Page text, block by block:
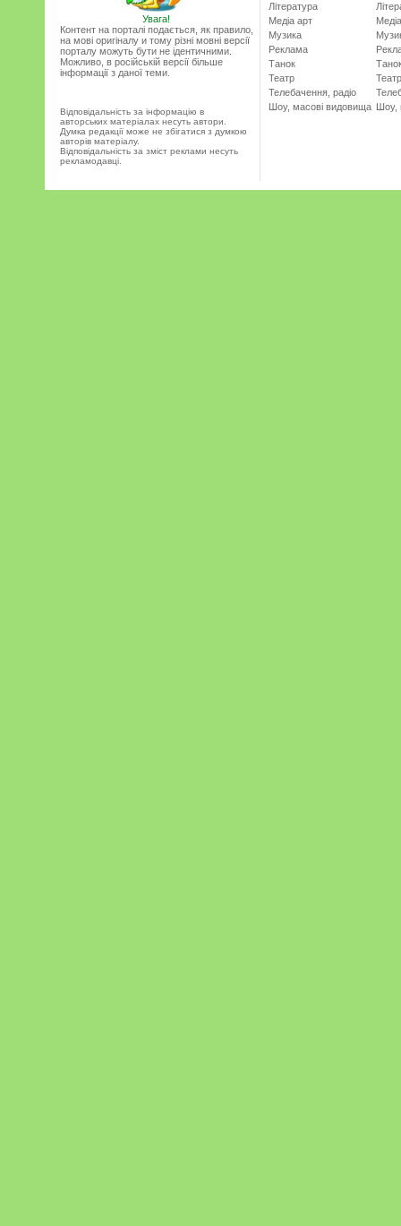
Увага!
Контент на порталі подається, як правило,
на мові оригіналу и тому різні мовні версії
порталу можуть бути не ідентичними.
Можливо, в російській версії більше
інформації з даної теми.
Відповідальність за інформацію в
авторських матеріалах несуть автори.
Думка редакції може не збігатися з думкою
авторів матеріалу.
Відповідальність за зміст реклами несуть
рекламодавці.
Література
Медіа арт
Музика
Реклама
Танок
Театр
Телебачення, радіо
Шоу, масові видовища
Театр
Шоу,